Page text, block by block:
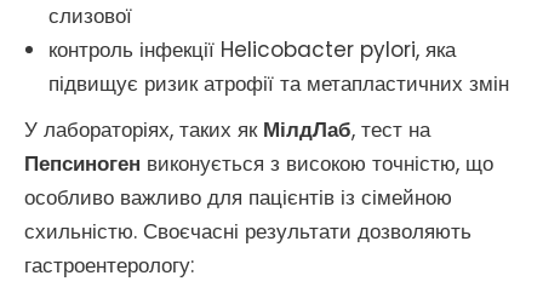
слизової
контроль інфекції Helicobacter pylori, яка
підвищує ризик атрофії та метапластичних змін
У лабораторіях, таких як МілдЛаб, тест на
Пепсиноген виконується з високою точністю, що
особливо важливо для пацієнтів із сімейною
схильністю. Своєчасні результати дозволяють
гастроентерологу: